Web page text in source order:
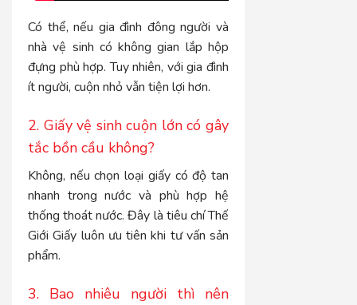
Có thể, nếu gia đình đông người và
nhà vệ sinh có không gian lắp hộp
đựng phù hợp. Tuy nhiên, với gia đình
ít người, cuộn nhỏ vẫn tiện lợi hơn.
2. Giấy vệ sinh cuộn lớn có gây
tắc bồn cầu không?
Không, nếu chọn loại giấy có độ tan
nhanh trong nước và phù hợp hệ
thống thoát nước. Đây là tiêu chí Thế
Giới Giấy luôn ưu tiên khi tư vấn sản
phẩm.
3. Bao nhiêu người thì nên